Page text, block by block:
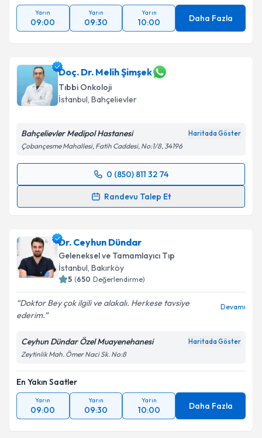
Yarın
09:00
Yarın
09:30
Yarın
10:00 Daha Fazla
Doç. Dr. Melih Şimşek
Tıbbi Onkoloji
İstanbul, Bahçelievler
Bahçelievler Medipol Hastanesi Haritada Göster
Çobançesme Mahallesi, Fatih Caddesi, No:1/8, 34196
0 (850) 811 32 74
Randevu Talep Et
Randevu Takvimi Talebi
takvim hazırlandığında e-posta ile bilgilendireceğiz.
E-posta Adresiniz
'ni okudum ve kişisel verilerimin belirtilen
kapsamda işlenmesini kabul ediyorum.
Dr. Ceyhun Dündar
Geleneksel ve Tamamlayıcı Tıp
İstanbul, Bakırköy
5 (650 Değerlendirme)
Doktor Bey çok ilgili ve alakalı. Herkese tavsiye
ederim.
Devamı
Ceyhun Dündar Özel Muayenehanesi Haritada Göster
Zeytinlik Mah. Ömer Naci Sk. No:8
En Yakın Saatler
Yarın
09:00
Yarın
09:30
Yarın
10:00 Daha Fazla